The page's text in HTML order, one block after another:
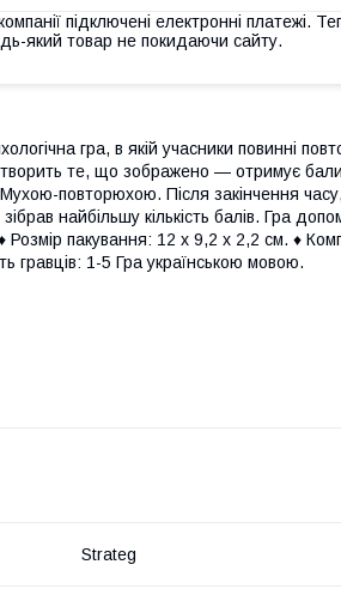
підключені електронні платежі.
який товар не покидаючи сайту.
гра, в якій учасники повинні
те, що зображено — отримує
повторюхою. Після закінчення
найбільшу кількість балів. Гра
пакування: 12 х 9,2 х 2,2 см. ♦
гравців: 1-5 Гра українською мовою.
Strateg